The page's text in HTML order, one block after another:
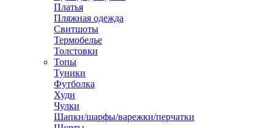
Платья
Пляжная одежда
Свитшоты
Термобелье
Толстовки
Топы
Туники
Футболка
Худи
Чулки
Шапки/шарфы/варежки/перчатки